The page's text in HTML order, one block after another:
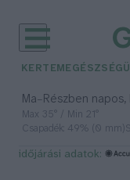
KERTEM
Ma– Részben
Max 35° / Min 21°
Csapadék: 49% (0 mm)
időjárási adatok: